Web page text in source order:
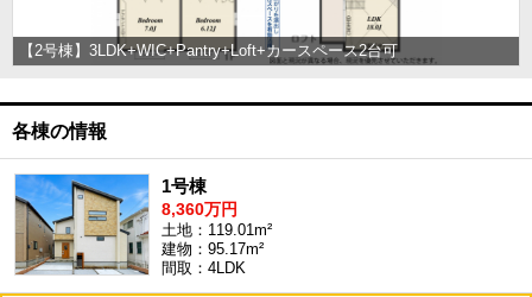
【2号棟】3LDK+WIC+Pantry+Loft+カースペース2台可
各棟の情報
1号棟
8,360万円
土地：119.01m²
建物：95.17m²
間取：4LDK